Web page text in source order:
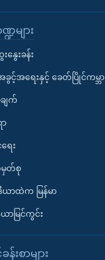
များ
ေးခန်း
င့်အရေးနှင့် ခေတ်ပြိုင်ကမ္ဘာ
ျက်
ေး
တ်စု
ယာထဲက မြန်မာ
ဒီယာမြင်ကွင်း
းစာများ